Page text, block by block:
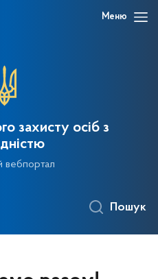
Меню
захисту осіб з
вебпортал
Пошук